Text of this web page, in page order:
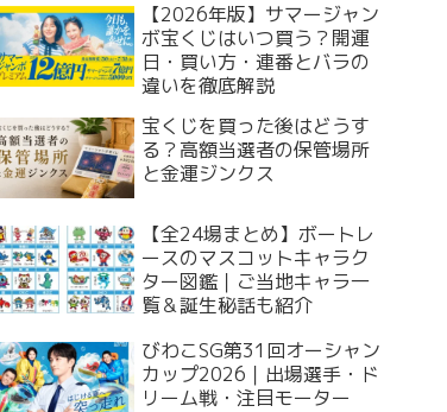
【2026年版】サマージャン
ボ宝くじはいつ買う？開運
日・買い方・連番とバラの
違いを徹底解説
宝くじを買った後はどうす
る？高額当選者の保管場所
と金運ジンクス
【全24場まとめ】ボートレ
ースのマスコットキャラク
ター図鑑｜ご当地キャラ一
覧＆誕生秘話も紹介
びわこSG第31回オーシャン
カップ2026｜出場選手・ド
リーム戦・注目モーター